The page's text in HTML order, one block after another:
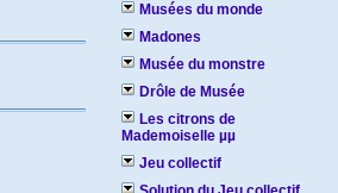
Musées du monde
Madones
Musée du monstre
Drôle de Musée
Les citrons de
Mademoiselle µµ
Jeu collectif